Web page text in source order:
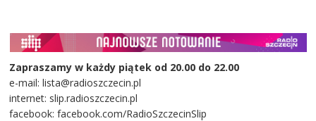
Zapraszamy w każdy piątek od 20.00 do 22.00
e-mail: lista@radioszczecin.pl
internet: slip.radioszczecin.pl
facebook: facebook.com/RadioSzczecinSlip